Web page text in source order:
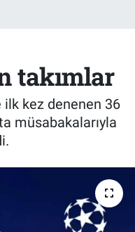
takımlar
ilk kez denenen 36
müsabakalarıyla